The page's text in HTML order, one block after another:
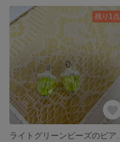
残り1点